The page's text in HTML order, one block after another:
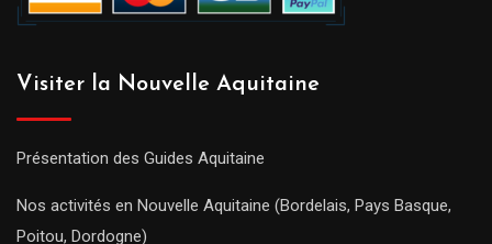
Visiter la Nouvelle Aquitaine
Présentation des Guides Aquitaine
Nos activités en Nouvelle Aquitaine (Bordelais, Pays Basque,
Poitou, Dordogne)